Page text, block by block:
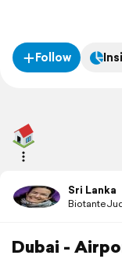
Follow
Sri Lanka
Dubai -